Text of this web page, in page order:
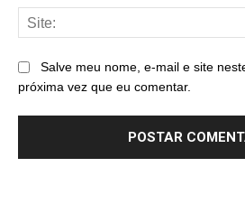
Salve meu nome, e-mail e site
próxima vez que eu comentar.